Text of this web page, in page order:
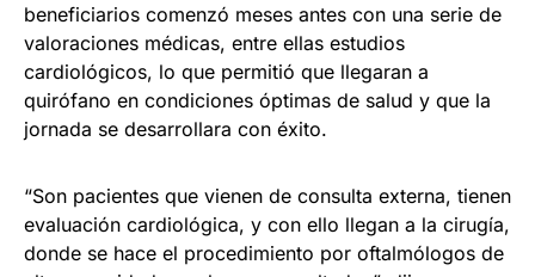
beneficiarios comenzó meses antes con una serie de
valoraciones médicas, entre ellas estudios
cardiológicos, lo que permitió que llegaran a
quirófano en condiciones óptimas de salud y que la
jornada se desarrollara con éxito.
“Son pacientes que vienen de consulta externa, tienen
evaluación cardiológica, y con ello llegan a la cirugía,
donde se hace el procedimiento por oftalmólogos de